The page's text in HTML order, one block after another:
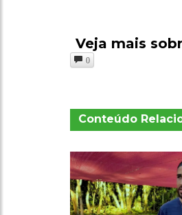
Veja mais
0
Conteúdo